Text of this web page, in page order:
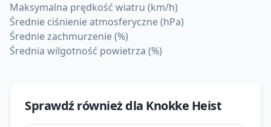
Maksymalna prędkość wiatru (km/h)
Średnie ciśnienie atmosferyczne (hPa)
Średnie zachmurzenie (%)
Średnia wilgotność powietrza (%)
Sprawdź również dla Knokke Heist